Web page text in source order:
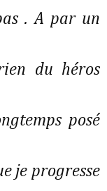
. A par un
du héros
posé
je progresse